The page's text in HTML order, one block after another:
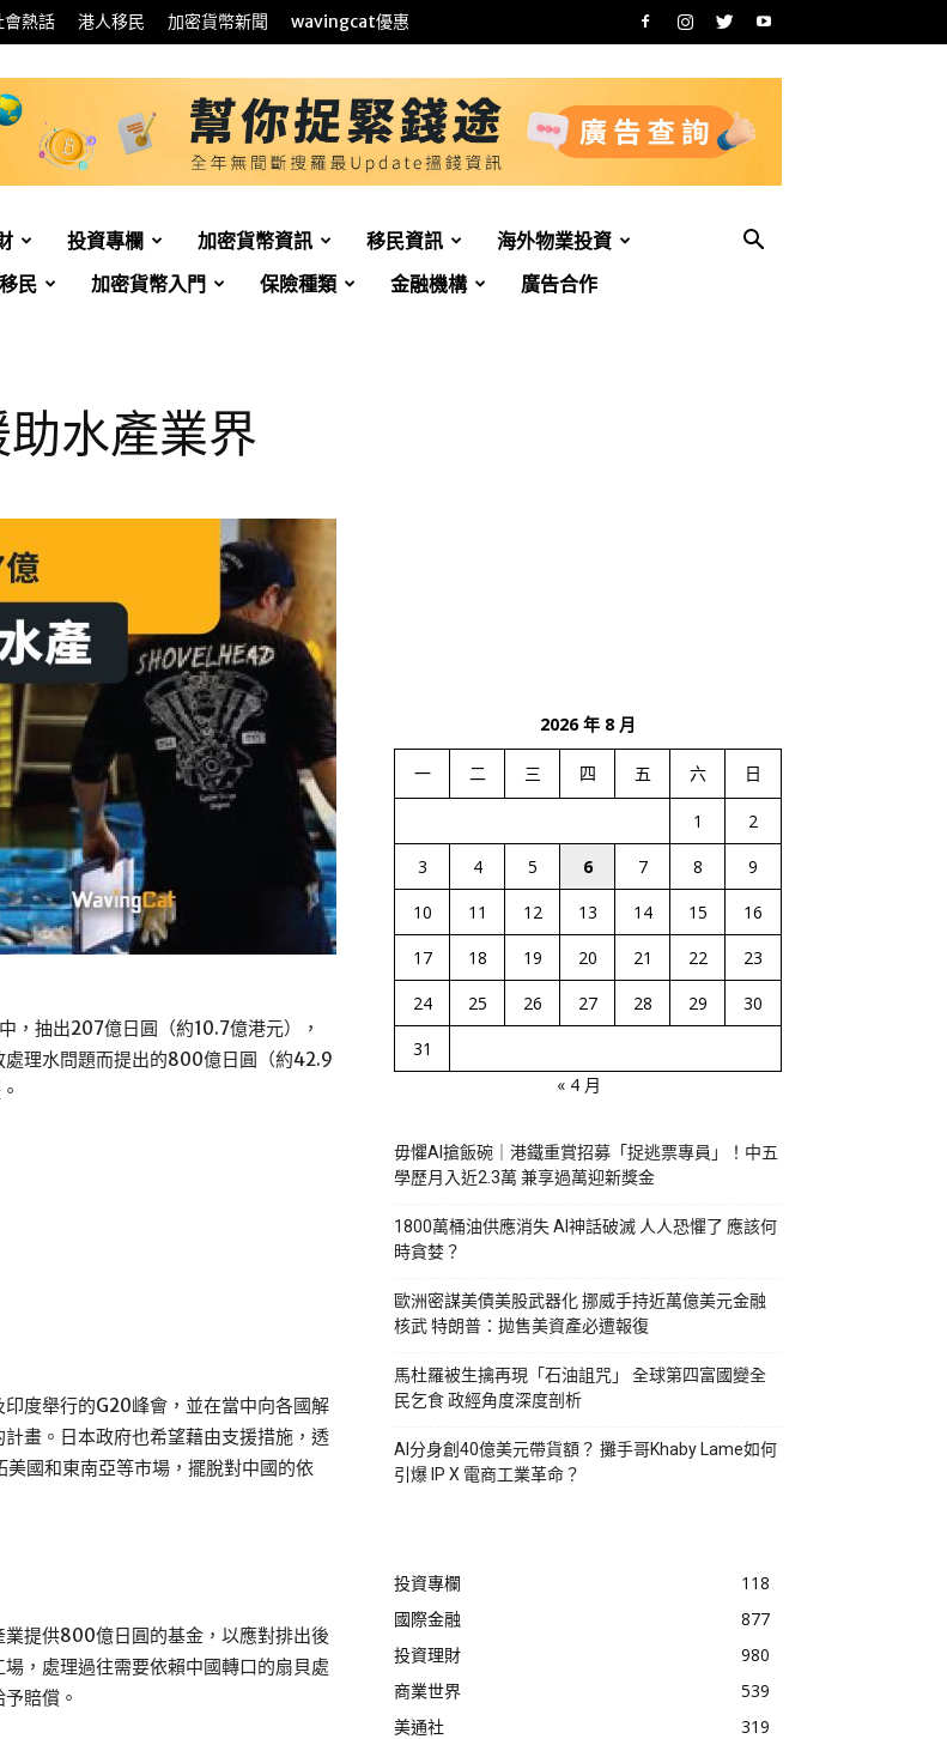
會熱話 港人移民 加密貨幣新聞 wavingcat優惠
投資專欄 加密貨幣資訊 移民資訊
海外物業投資
移民 加密貨幣入門 保險種類 金融機構 廣告合作
水產業界
，抽出207億日圓（約10.7億港元），
處理水問題而提出的800億日圓（約42.9
度舉行的G20峰會，並在當中向各國解
畫。日本政府也希望藉由支援措施，透
國和東南亞等市場，擺脫對中國的依
提供800億日圓的基金，以應對排出後
，處理過往需要依賴中國轉口的扇貝處
賠償。
2026 年 8 月
一 二 三 四 五 六 日
1
2
3
4 5 6 7 8
9
10
11 12 13 14 15
16
17
18 19 20 21 22
23
24
25 26 27 28 29
30
31
« 4 月
毋懼AI搶飯碗｜港鐵重賞招募「捉逃票專員」！中五
學歷月入近2.3萬 兼享過萬迎新獎金
1800萬桶油供應消失 AI神話破滅 人人恐懼了 應該何
時貪婪？
歐洲密謀美債美股武器化 挪威手持近萬億美元金融
核武 特朗普：拋售美資產必遭報復
馬杜羅被生擒再現「石油詛咒」 全球第四富國變全
民乞食 政經角度深度剖析
AI分身創40億美元帶貨額？ 攤手哥Khaby Lame如何
引爆 IP X 電商工業革命？
投資專欄
118
國際金融
877
投資理財
980
商業世界
539
美通社
319